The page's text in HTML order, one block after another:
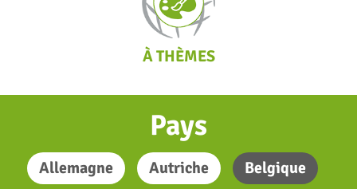
À THÈMES
Pays
Allemagne Autriche Belgique